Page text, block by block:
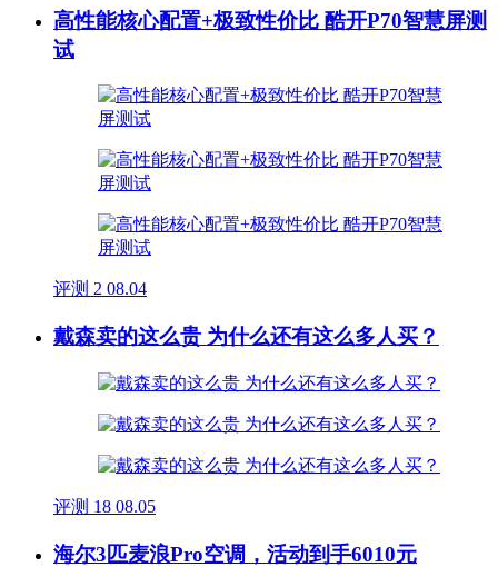
高性能核心配置+极致性价比 酷开P70智慧屏测
试
评测 2 08.04
戴森卖的这么贵 为什么还有这么多人买？
评测 18 08.05
海尔3匹麦浪Pro空调，活动到手6010元